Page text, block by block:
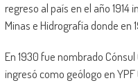
regreso al país en el año 1914
Minas e Hidrografía donde en
En 1930 fue nombrado Cónsul
ingresó como geólogo en